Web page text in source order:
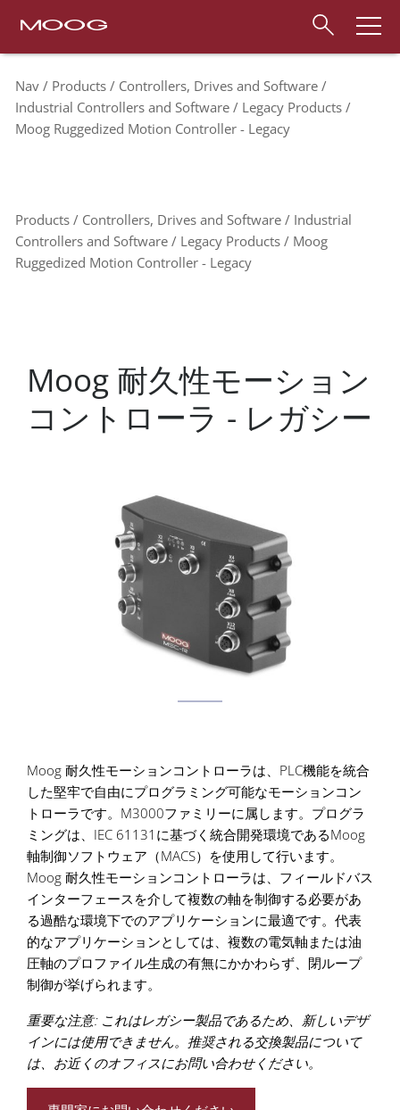
Nav Products
Controllers, Drives and Software
Industrial Controllers and Software
Legacy Products
Moog Ruggedized Motion Controller - Legacy
Products Controllers, Drives and Software
Industrial
Controllers and Software
Legacy Products
Moog
Ruggedized Motion Controller - Legacy
Moog 耐久性モーション
コントローラ - レガシー
Moog 耐久性モーションコントローラは、PLC機能を統合
した堅牢で自由にプログラミング可能なモーションコン
トローラです。M3000ファミリーに属します。プログラ
ミングは、IEC 61131に基づく統合開発環境であるMoog
軸制御ソフトウェア（MACS）を使用して行います。
Moog 耐久性モーションコントローラは、フィールドバス
インターフェースを介して複数の軸を制御する必要があ
る過酷な環境下でのアプリケーションに最適です。代表
的なアプリケーションとしては、複数の電気軸または油
圧軸のプロファイル生成の有無にかかわらず、閉ループ
制御が挙げられます。
重要な注意: これはレガシー製品であるため、新しいデザ
インには使用できません。推奨される交換製品について
は、お近くのオフィスにお問い合わせください。